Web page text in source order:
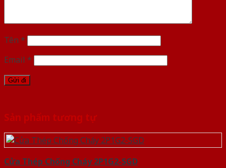
Tên *
Email *
Sản phẩm tương tự
Cửa Thép Chống Cháy 2P1G2-SGD